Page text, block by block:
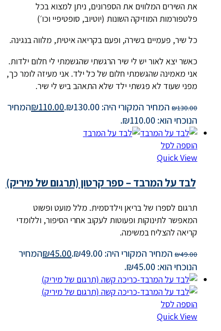
את השירים המלווים את הספרונים, ניתן למצוא בכל
פלטפורמות המוזיקה השונות (יוטיוב, סופטיפיי וכו׳)
כל שיר, פעמיים בשירה, ופעם בקריאה איטית, מלווה בנגינה.
כאשר יצא לאור יש לי שיר הרגשתי שהגשמתי לי חלום ילדות.
אני מאמינה שהגשמתי חלום של כל ילד. אני מעיזה לומר כך,
מפני שעוד לא פגשתי ילד שלא התאהב ביש לי שיר.
₪130.00 המחיר המקורי היה: ₪130.00. ₪110.00
המחיר
הנוכחי הוא: ₪110.00.
הוספה לסל
Quick View
לבד על המרבד – ספר קרטון (תרגום של מיריק)
תרגום לספרו של בריאן וילדסמית. מלל מועט ופשוט
המאפשר לתינוקות ופעוטות לעקוב אחרי הסיפור, וללומדי
קריאה להצליח במשימה.
₪49.00 המחיר המקורי היה: ₪49.00. ₪45.00
המחיר
הנוכחי הוא: ₪45.00.
הוספה לסל
Quick View